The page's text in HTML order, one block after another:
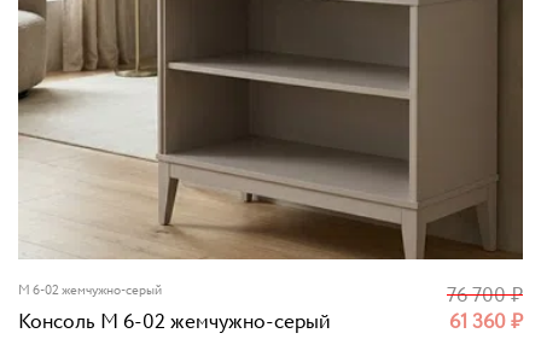
M 6-02 жемчужно-серый
Консоль M 6-02 жемчужно-серый 61 360₽
76 700₽